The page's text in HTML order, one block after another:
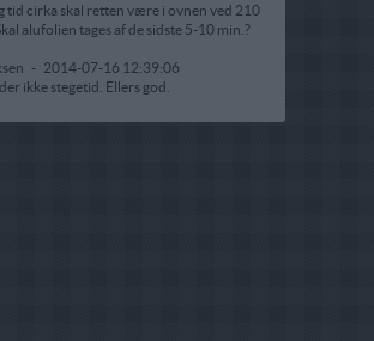
tid cirka skal retten være i ovnen ved 210
alufolien tages af de sidste 5-10 min.?
- 2014-07-16 12:39:06
ikke stegetid. Ellers god.